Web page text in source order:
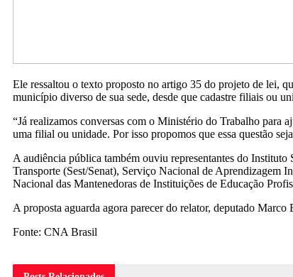
Ele ressaltou o texto proposto no artigo 35 do projeto de lei,
município diverso de sua sede, desde que cadastre filiais ou
“Já realizamos conversas com o Ministério do Trabalho para
uma filial ou unidade. Por isso propomos que essa questão
A audiência pública também ouviu representantes do
Transporte (Sest/Senat), Serviço Nacional de Aprendizagem
Nacional das Mantenedoras de Instituições de Educação
A proposta aguarda agora parecer do relator, deputado
Fonte: CNA Brasil